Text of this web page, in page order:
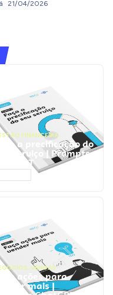
21/04/2026
FINANCEIRA
Faça a precificação do
seu serviço | Prompts
ChatGPT
, VENDAS
Faça ações para
vender mais |